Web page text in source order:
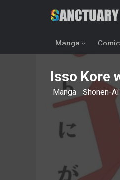
Manga
Isso Kore
Manga Shonen-Aï